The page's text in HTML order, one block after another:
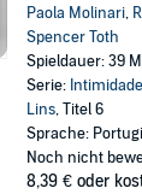
Paola Molinari,
Spencer Toth
Spieldauer: 39
Serie:
Lins, Titel 6
Sprache:
Noch nicht
8,39 € oder